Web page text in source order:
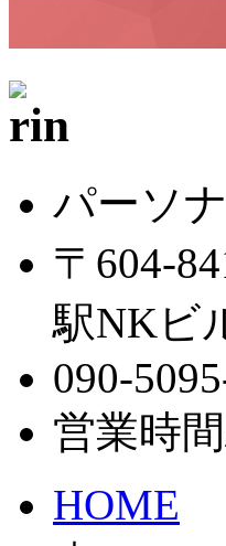
パーソ
〒604-
駅NKビ
090-
営業時
HOME